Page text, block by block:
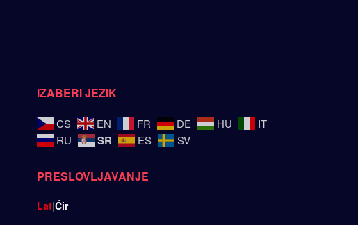
IZABERI JEZIK
CS EN FR DE HU
IT
RU
SR ES SV
PRESLOVLJAVANJE
Lat|Ćir